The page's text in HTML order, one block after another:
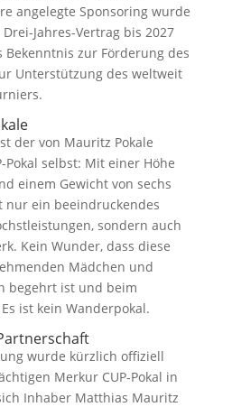
angelegte Sponsoring wurde
Jahres-Vertrag bis 2027
Bekenntnis zur Förderung des
Unterstützung des weltweit
der von Mauritz Pokale
Pokal selbst: Mit einer Höhe
einem Gewicht von sechs
nur ein beeindruckendes
sondern auch
Kein Wunder, dass diese
Mädchen und
begehrt ist und beim
ist kein Wanderpokal.
wurde kürzlich offiziell
Merkur CUP-Pokal in
Inhaber Matthias Mauritz